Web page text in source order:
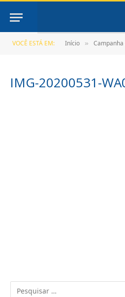
VOCÊ ESTÁ EM: Início » Campanha
IMG-20200531-